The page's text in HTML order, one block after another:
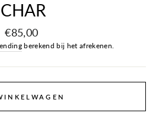
CHAR
Prijs
€85,00
berekend bij het afrekenen.